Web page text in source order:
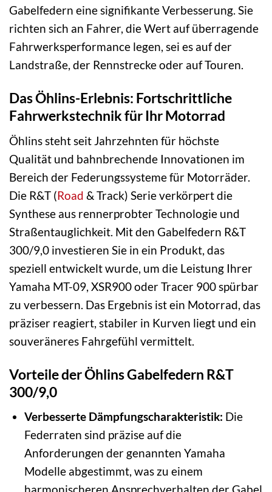
Gabelfedern eine signifikante Verbesserung. Sie
richten sich an Fahrer, die Wert auf überragende
Fahrwerksperformance legen, sei es auf der
Landstraße, der Rennstrecke oder auf Touren.
Das Öhlins-Erlebnis: Fortschrittliche
Fahrwerkstechnik für Ihr Motorrad
Öhlins steht seit Jahrzehnten für höchste
Qualität und bahnbrechende Innovationen im
Bereich der Federungssysteme für Motorräder.
Die R&T (Road & Track) Serie verkörpert die
Synthese aus rennerprobter Technologie und
Straßentauglichkeit. Mit den Gabelfedern R&T
300/9,0 investieren Sie in ein Produkt, das
speziell entwickelt wurde, um die Leistung Ihrer
Yamaha MT-09, XSR900 oder Tracer 900 spürbar
zu verbessern. Das Ergebnis ist ein Motorrad, das
präziser reagiert, stabiler in Kurven liegt und ein
souveräneres Fahrgefühl vermittelt.
Vorteile der Öhlins Gabelfedern R&T
300/9,0
Verbesserte Dämpfungscharakteristik: Die
Federraten sind präzise auf die
Anforderungen der genannten Yamaha
Modelle abgestimmt, was zu einem